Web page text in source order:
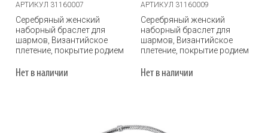
АРТИКУЛ 31160007
Серебряный женский
наборный браслет для
шармов, Византийское
плетение, покрытие родием
Нет в наличии
АРТИКУЛ 31160009
Серебряный женский
наборный браслет для
шармов, Византийское
плетение, покрытие родием
Нет в наличии